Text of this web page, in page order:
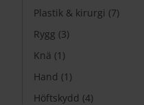
Plastik & kirurgi (7)
Rygg (3)
Knä (1)
Hand (1)
Höftskydd (4)